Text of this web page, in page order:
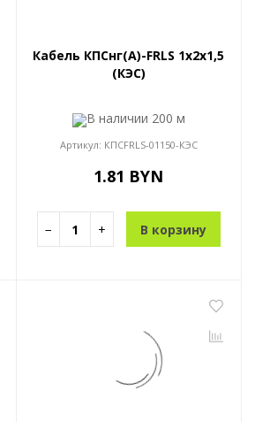
Кабель КПСнг(A)-FRLS 1x2x1,5
(КЭС)
В наличии 200 м
Артикул: КПСFRLS-01150-КЭС
1.81 BYN
− + В корзину